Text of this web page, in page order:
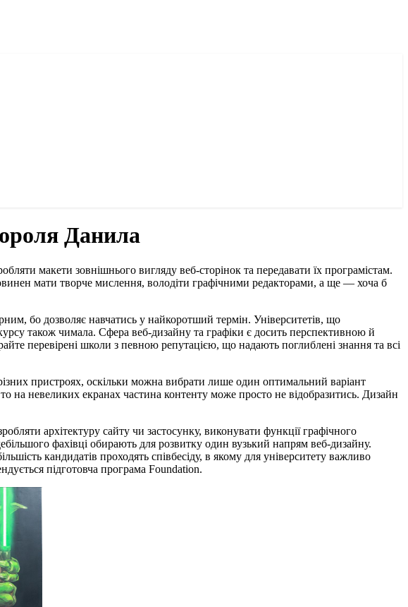
Данила
макети зовнішнього вигляду веб-сторінок та передавати їх програмістам.
мати творче мислення, володіти графічними редакторами, а ще — хоча б
бо дозволяє навчатись у найкоротший термін. Університетів, що
також чимала. Сфера веб-дизайну та графіки є досить перспективною й
перевірені школи з певною репутацією, що надають поглиблені знання та всі
пристроях, оскільки можна вибрати лише один оптимальний варіант
на невеликих екранах частина контенту може просто не відобразитись. Дизайн
архітектуру сайту чи застосунку, виконувати функції графічного
фахівці обирають для розвитку один вузький напрям веб-дизайну.
кандидатів проходять співбесіду, в якому для університету важливо
підготовча програма Foundation.